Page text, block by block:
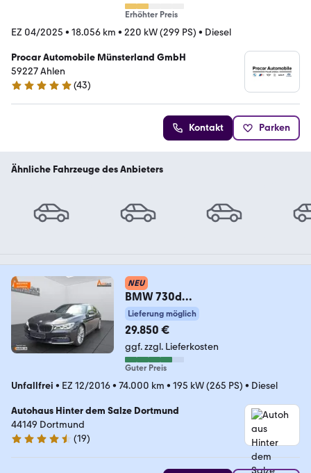
Erhöhter Preis
EZ 04/2025 • 18.056 km • 220 kW (299 PS) • Diesel
Procar Automobile Münsterland GmbH
59227 Ahlen
5 Sterne
(43)
Kontakt Parken
Ähnliche Fahrzeuge des Anbieters
NEU
BMW 730d
Lim*MEMORY*360°*LED*
Lieferung möglich
29.850 €
ggf. zzgl. Lieferkosten
Guter Preis
Unfallfrei • EZ 12/2016• 74.000 km • 195 kW (265 PS) • Diesel
Autohaus Hinter dem Salze Dortmund
44149 Dortmund
4.4 Sterne
(19)